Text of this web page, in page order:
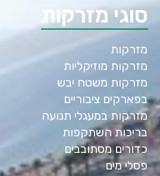
סוגי מזרקות
מזרקות
מזרקות מוזיקליות
מזרקות משטח יבש
בפארקים ציבוריים
מזרקות במעגלי תנועה
בריכות השתקפות
כדורים מסתובבים
פסלי מים